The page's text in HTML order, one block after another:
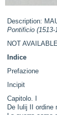
Description:
Pontificio (1513-
NOT AVAILABLE
Indice
Prefazione
Incipit
Capitolo. I
De Iulij II ordine